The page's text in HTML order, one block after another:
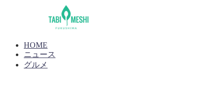
HOME
ニュース
グルメ